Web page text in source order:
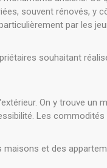
souvent rénovés, y
par les
souhaitant
On y trouve un
Les
et des